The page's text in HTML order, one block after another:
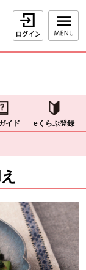
ログイン
イド eくらぶ登録